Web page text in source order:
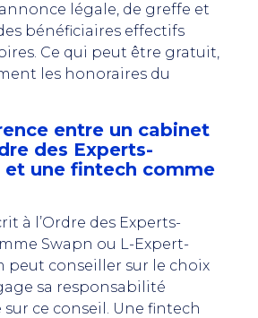
légale, de greffe et
bénéficiaires effectifs
Ce qui peut être gratuit,
les honoraires du
entre un cabinet
des Experts-
et une fintech comme
à l’Ordre des Experts-
Swapn ou L-Expert-
peut conseiller sur le choix
sa responsabilité
ce conseil. Une fintech